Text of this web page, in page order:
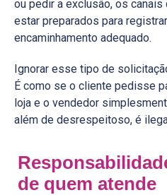
ou pedir a exclusão, os
estar preparados para
encaminhamento adequado.
Ignorar esse tipo de
É como se o cliente pedisse
loja e o vendedor
além de desrespeitoso, é
de quem atende